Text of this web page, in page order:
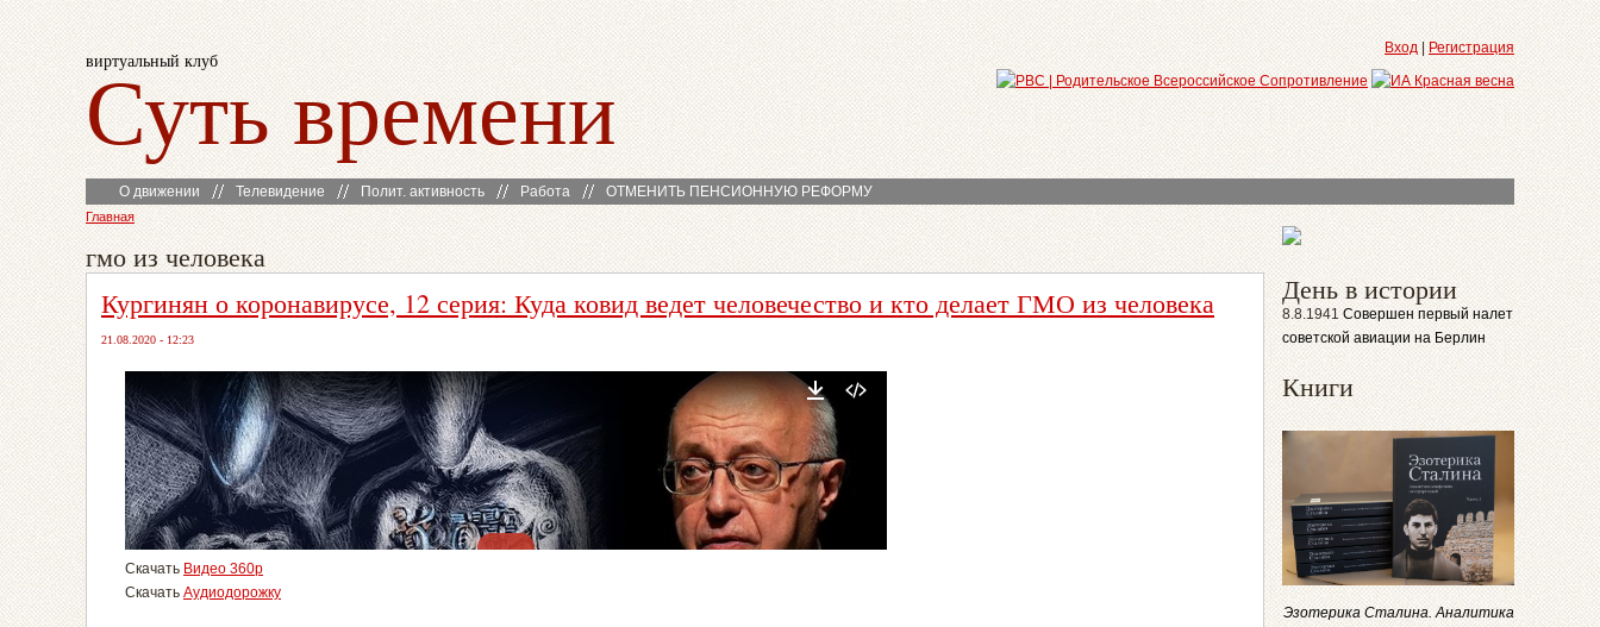
виртуальный клуб
Суть времени
Вход Регистрация
О движении Телевидение Полит. активность Работа ОТМЕНИТЬ ПЕНСИОННУЮ РЕФОРМУ
Главная
гмо из человека
Кургинян о коронавирусе, 12 серия: Куда ковид ведет человечество и кто делает ГМО из человека
21.08.2020 - 12:23
Скачать Видео 360p
Скачать Аудиодорожку
День в истории
8.8.1941 Совершен первый налет
советской авиации на Берлин
Книги
Эзотерика Сталина. Аналитика